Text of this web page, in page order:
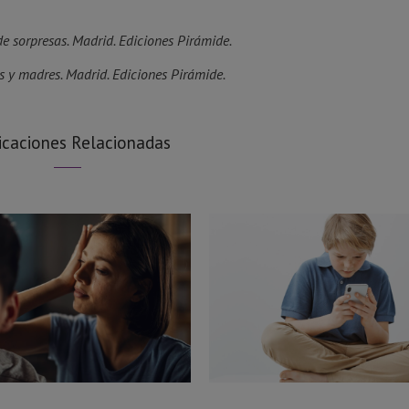
sorpresas. Madrid. Ediciones Pirámide.
y madres. Madrid. Ediciones Pirámide.
Relacionadas